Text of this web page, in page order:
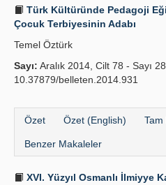
Türk Kültüründe Pedagoji
Çocuk Terbiyesinin Adabı
Temel Öztürk
Sayı: Aralık 2014, Cilt 78 - Sayı
10.37879/belleten.2014.931
Özet Özet (English) Tam
Benzer Makaleler
XVI. Yüzyıl Osmanlı İlmiyye